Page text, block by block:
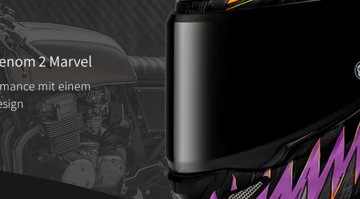
2 Marvel
mit einem